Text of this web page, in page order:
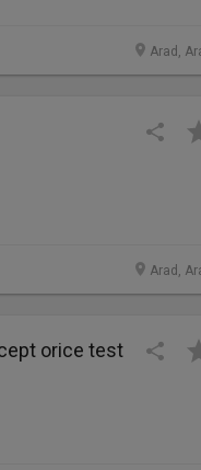
Arad,
Arad,
orice test